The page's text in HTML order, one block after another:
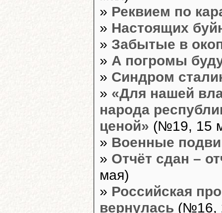
» Реквием по
» Настоящих
» Забытые в
» А погромы
» Синдром
» «Для нашей
народа
ценой» (№19, 15
» Военные
» Отчёт сдан –
мая)
» Российская
вернулась (№16,